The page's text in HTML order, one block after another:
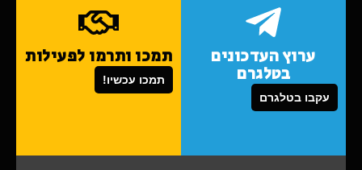
ערוץ העדכונים
בטלגרם
עקבו בטלגרם
תמכו ותרמו לפעילות
תמכו עכשיו!